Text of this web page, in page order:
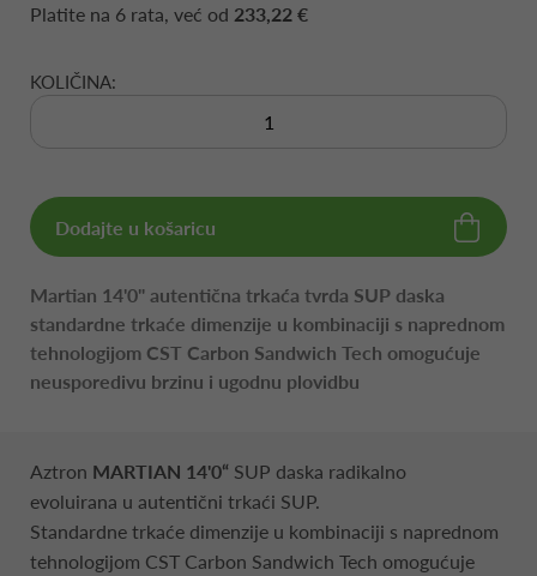
Platite na 6 rata, već od 233,22 €
KOLIČINA:
Dodajte u košaricu
Martian 14'0" autentična trkaća tvrda SUP daska
standardne trkaće dimenzije u kombinaciji s naprednom
tehnologijom CST Carbon Sandwich Tech omogućuje
neusporedivu brzinu i ugodnu plovidbu
Aztron MARTIAN 14'0“ SUP daska radikalno
evoluirana u autentični trkaći SUP.
Standardne trkaće dimenzije u kombinaciji s naprednom
tehnologijom CST Carbon Sandwich Tech omogućuje